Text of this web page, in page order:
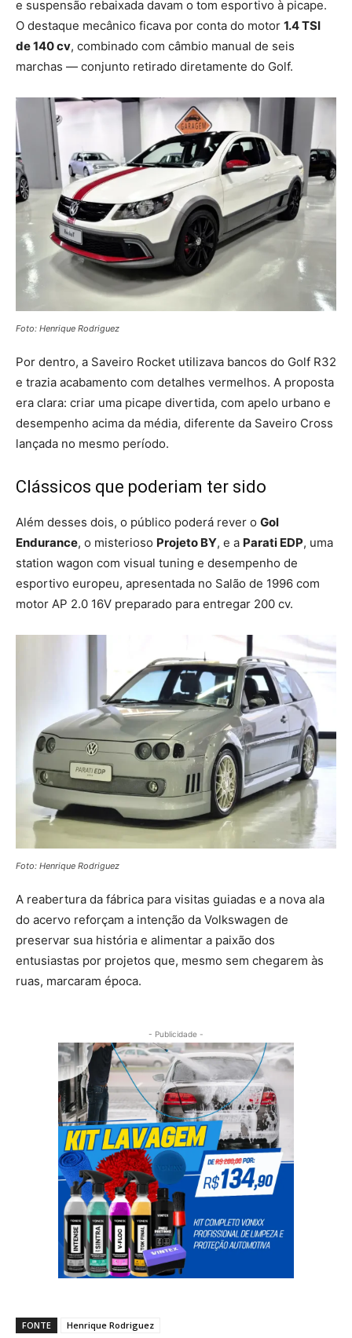
e suspensão rebaixada davam o tom esportivo à picape.
O destaque mecânico ficava por conta do motor 1.4 TSI
de 140 cv, combinado com câmbio manual de seis
marchas — conjunto retirado diretamente do Golf.
Foto: Henrique Rodriguez
Por dentro, a Saveiro Rocket utilizava bancos do Golf R32
e trazia acabamento com detalhes vermelhos. A proposta
era clara: criar uma picape divertida, com apelo urbano e
desempenho acima da média, diferente da Saveiro Cross
lançada no mesmo período.
Clássicos que poderiam ter sido
Além desses dois, o público poderá rever o Gol
Endurance, o misterioso Projeto BY, e a Parati EDP, uma
station wagon com visual tuning e desempenho de
esportivo europeu, apresentada no Salão de 1996 com
motor AP 2.0 16V preparado para entregar 200 cv.
Foto: Henrique Rodriguez
A reabertura da fábrica para visitas guiadas e a nova ala
do acervo reforçam a intenção da Volkswagen de
preservar sua história e alimentar a paixão dos
entusiastas por projetos que, mesmo sem chegarem às
ruas, marcaram época.
- Publicidade -
FONTE Henrique Rodriguez